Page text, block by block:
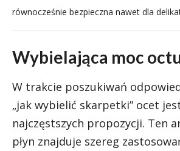
równocześnie bezpieczna nawet dla
Wybielająca moc
W trakcie poszukiwań
„jak wybielić skarpetki” ocet
najczęstszych propozycji. Ten
płyn znajduje szereg